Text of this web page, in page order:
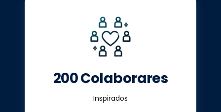
200 Colaborares
Inspirados